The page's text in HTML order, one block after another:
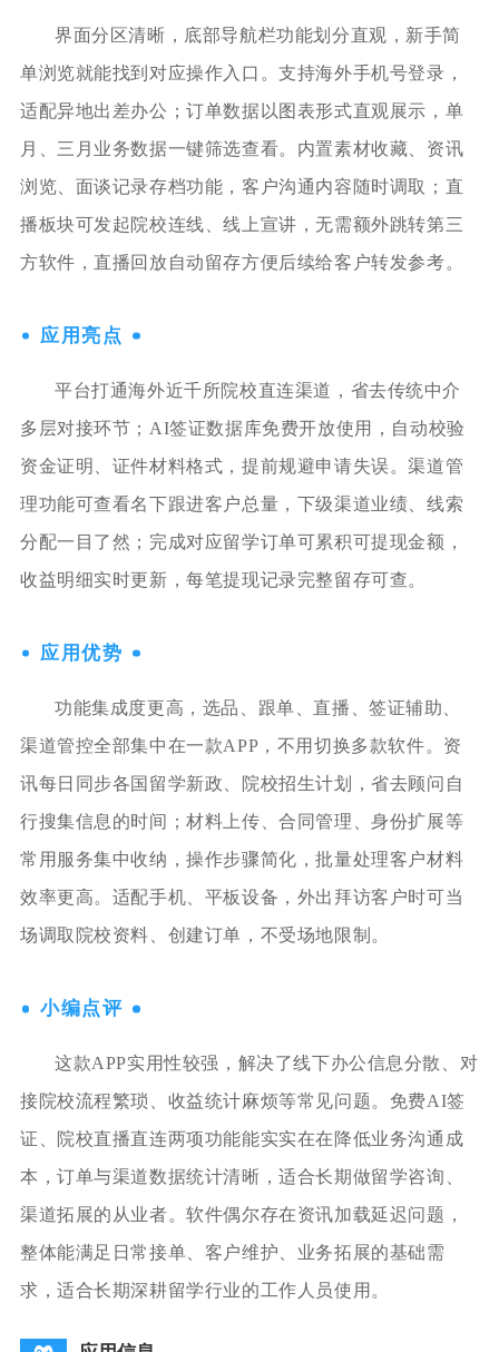
界面分区清晰，底部导航栏功能划分直观，新手简
单浏览就能找到对应操作入口。支持海外手机号登录，
适配异地出差办公；订单数据以图表形式直观展示，单
月、三月业务数据一键筛选查看。内置素材收藏、资讯
浏览、面谈记录存档功能，客户沟通内容随时调取；直
播板块可发起院校连线、线上宣讲，无需额外跳转第三
方软件，直播回放自动留存方便后续给客户转发参考。
应用亮点
平台打通海外近千所院校直连渠道，省去传统中介
多层对接环节；AI签证数据库免费开放使用，自动校验
资金证明、证件材料格式，提前规避申请失误。渠道管
理功能可查看名下跟进客户总量，下级渠道业绩、线索
分配一目了然；完成对应留学订单可累积可提现金额，
收益明细实时更新，每笔提现记录完整留存可查。
应用优势
功能集成度更高，选品、跟单、直播、签证辅助、
渠道管控全部集中在一款APP，不用切换多款软件。资
讯每日同步各国留学新政、院校招生计划，省去顾问自
行搜集信息的时间；材料上传、合同管理、身份扩展等
常用服务集中收纳，操作步骤简化，批量处理客户材料
效率更高。适配手机、平板设备，外出拜访客户时可当
场调取院校资料、创建订单，不受场地限制。
小编点评
这款APP实用性较强，解决了线下办公信息分散、对
接院校流程繁琐、收益统计麻烦等常见问题。免费AI签
证、院校直播直连两项功能能实实在在降低业务沟通成
本，订单与渠道数据统计清晰，适合长期做留学咨询、
渠道拓展的从业者。软件偶尔存在资讯加载延迟问题，
整体能满足日常接单、客户维护、业务拓展的基础需
求，适合长期深耕留学行业的工作人员使用。